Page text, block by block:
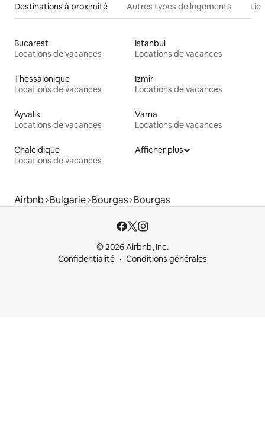
Destinations à proximité Autres types de logements
Bucarest
Locations de vacances
Istanbul
Locations de vacances
Thessalonique
Locations de vacances
Izmir
Locations de vacances
Ayvalık
Locations de vacances
Varna
Locations de vacances
Chalcidique
Locations de vacances
Afficher plus
Airbnb Bulgarie Bourgas Bourgas
© 2026 Airbnb, Inc.
Confidentialité
Conditions générales